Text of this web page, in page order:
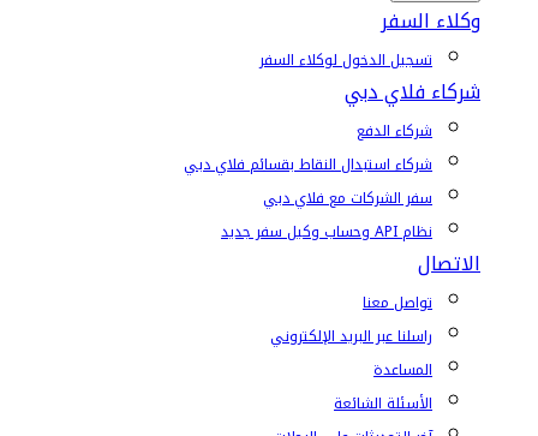
وكلاء السفر
تسجيل الدخول لوكلاء السفر
شركاء فلاي دبي
شركاء الدفع
شركاء استبدال النقاط بقسائم فلاي دبي
سفر الشركات مع فلاي دبي
نظام API وحساب وكيل سفر جديد
الاتصال
تواصل معنا
راسلنا عبر البريد الإلكتروني
المساعدة
الأسئلة الشائعة